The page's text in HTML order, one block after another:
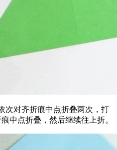
对齐折痕中点折叠两次，打
中点折叠，然后继续往上折。